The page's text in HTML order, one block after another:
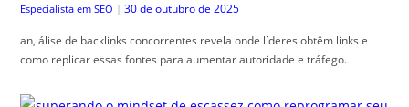
Especialista em SEO | 30 de outubro de 2025
an, álise de backlinks concorrentes revela onde líderes obtêm links e
como replicar essas fontes para aumentar autoridade e tráfego.